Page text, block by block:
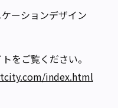
ーションデザイン
をご覧ください。
index.html